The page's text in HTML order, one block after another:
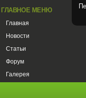
ГЛАВНОЕ МЕНЮ
Главная
Новости
Статьи
Форум
Галерея